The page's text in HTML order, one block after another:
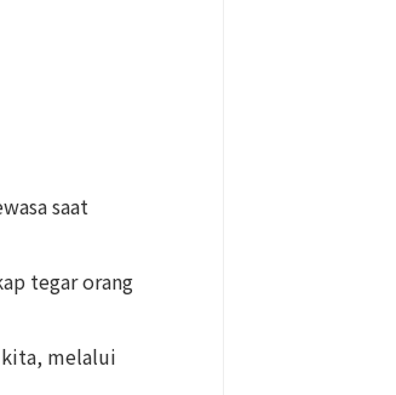
saat
tegar orang
kita, melalui